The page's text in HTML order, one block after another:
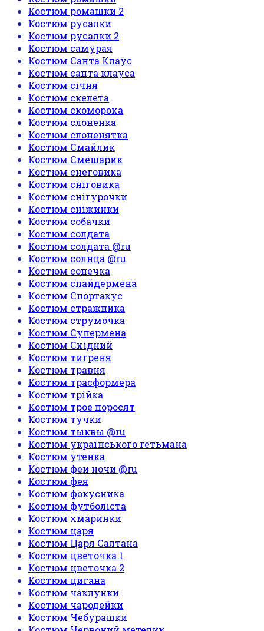
Костюм ромашки 2
Костюм русалки
Костюм русалки 2
Костюм самурая
Костюм Санта Клаус
Костюм санта клауса
Костюм січня
Костюм скелета
Костюм скомороха
Костюм слоненка
Костюм слоненятка
Костюм Смайлик
Костюм Смешарик
Костюм снеговика
Костюм сніговика
Костюм снігурочки
Костюм сніжинки
Костюм собачки
Костюм солдата
Костюм солдата @ru
Костюм солнца @ru
Костюм сонечка
Костюм спайдермена
Костюм Спортакус
Костюм стражника
Костюм струмочка
Костюм Супермена
Костюм Східний
Костюм тигреня
Костюм травня
Костюм трасформера
Костюм трійка
Костюм трое поросят
Костюм тучки
Костюм тыквы @ru
Костюм українського гетьмана
Костюм утенка
Костюм феи ночи @ru
Костюм фея
Костюм фокусника
Костюм футболіста
Костюм хмаринки
Костюм царя
Костюм Царя Салтана
Костюм цветочка 1
Костюм цветочка 2
Костюм цигана
Костюм чаклунки
Костюм чародейки
Костюм Чебурашки